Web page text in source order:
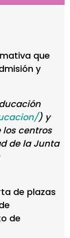
que
y
) y
los centros
de la Junta
de plazas
de